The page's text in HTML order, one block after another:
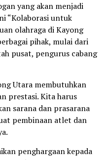
yang akan menjadi
“Kolaborasi untuk
olahraga di Kayong
pihak, mulai dari
pusat, pengurus cabang
Utara membutuhkan
prestasi. Kita harus
sarana dan prasarana
pembinaan atlet dan
penghargaan kepada